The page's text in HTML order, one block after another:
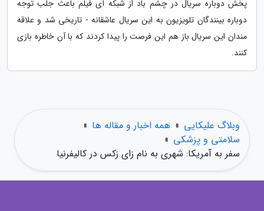
پخش دوباره سریال در چشم باد از شبکه آی فیلم باعث جلب توجه
دوباره بینندگان تلویزیون به این سریال عاشقانه - تاریخی شد و علاقه
مندان این سریال باز هم این فرصت را پیدا کردند که با آن خاطره بازی
کنند.
وبلاگ علیکایی » همه اخبار و مقاله ها »
سلامتی و پزشکی »
سفر به آمریکا: شهری به نام زای زکس در کالیفرنیا